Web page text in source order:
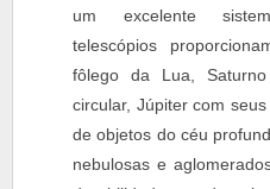
um excelente
telescópios
fôlego da Lua,
circular, Júpiter com
de objetos do céu
nebulosas e